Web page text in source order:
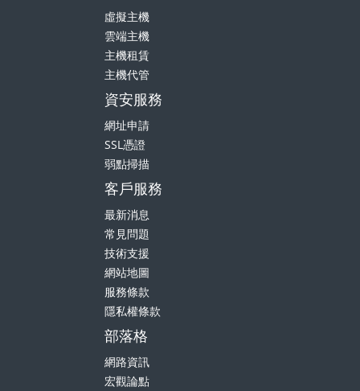
虛擬主機
雲端主機
主機租賃
主機代管
資安服務
網址申請
SSL憑證
弱點掃描
客戶服務
最新消息
常見問題
技術支援
網站地圖
服務條款
隱私權條款
部落格
網路資訊
宏觀論點